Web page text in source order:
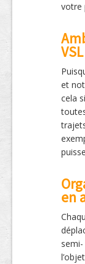
votre
et
cela
en